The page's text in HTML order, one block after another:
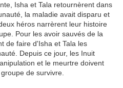
Isha et Tala retournèrent dans
la maladie avait disparu et
héros narrèrent leur histoire
Pour les avoir sauvés de la
de faire d'Isha et Tala les
Depuis ce jour, les Inuit
et le meurtre doivent
de survivre.